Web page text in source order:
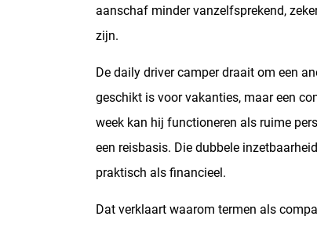
Waar je kritisch naar moet kijken
Compact als volwassen keuze
aanschaf minder vanzelfsprekend,
zijn.
De daily driver camper draait om een
geschikt is voor vakanties, maar een
week kan hij functioneren als ruime
een reisbasis. Die dubbele
praktisch als financieel.
Dat verklaart waarom termen als